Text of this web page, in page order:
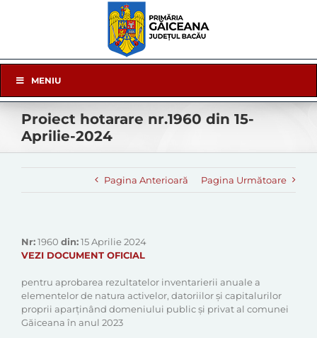
Navigation
MENIU
Proiect hotarare nr.1960 din 15-
Aprilie-2024
Pagina Anterioară Pagina Următoare
Nr:1960 din:15 Aprilie 2024
VEZI DOCUMENT OFICIAL
pentru aprobarea rezultatelor inventarierii anuale a
elementelor de natura activelor, datoriilor și capitalurilor
proprii aparținând domeniului public și privat al comunei
Găiceana în anul 2023